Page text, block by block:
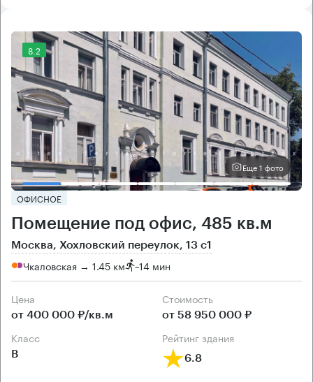
8.2
Еще 1 фото
ОФИСНОЕ
Помещение под офис, 485 кв.м
Москва, Хохловский переулок, 13 с1
Чкаловская → 1.45 км ~14 мин
Цена
от 400 000 ₽/кв.м
Cтоимость
от 58 950 000 ₽
класс
B
рейтинг здания
6.8